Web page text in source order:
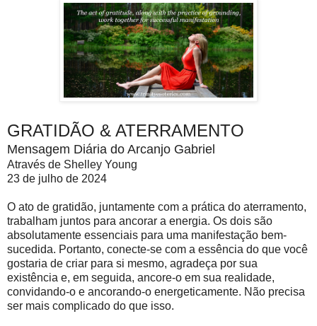
GRATIDÃO & ATERRAMENTO
Mensagem Diária do Arcanjo Gabriel
Através de Shelley Young
23 de julho de 2024
O ato de gratidão, juntamente com a prática do aterramento,
trabalham juntos para ancorar a energia. Os dois são
absolutamente essenciais para uma manifestação bem-
sucedida. Portanto, conecte-se com a essência do que você
gostaria de criar para si mesmo, agradeça por sua
existência e, em seguida, ancore-o em sua realidade,
convidando-o e ancorando-o energeticamente. Não precisa
ser mais complicado do que isso.